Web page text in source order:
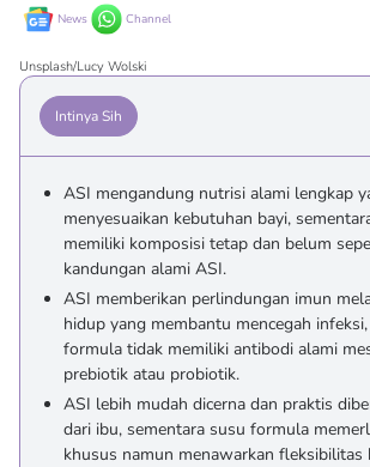
News Channel
Unsplash/Lucy Wolski
Intinya Sih
ASI mengandung nutrisi alami lengkap
menyesuaikan kebutuhan bayi,
memiliki komposisi tetap dan belum
kandungan alami ASI.
ASI memberikan perlindungan imun
hidup yang membantu mencegah
formula tidak memiliki antibodi alami
prebiotik atau probiotik.
ASI lebih mudah dicerna dan praktis
dari ibu, sementara susu formula
khusus namun menawarkan fleksibilitas